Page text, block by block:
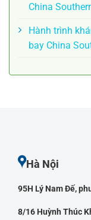
China
Hành trình
bay China
Hà Nội
95H Lý Nam Đế,
8/16 Huỳnh Thúc